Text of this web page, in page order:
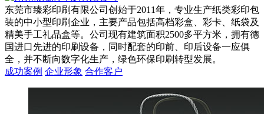
东莞市臻彩印刷有限公司创始于2011年，专业生产纸类彩印包
装的中小型印刷企业，主要产品包括高档彩盒、彩卡、纸袋及
精美手工礼品盒等。公司现有建筑面积2500多平方米，拥有德
国进口先进的印刷设备，同时配套的印前、印后设备一应俱
全，并不断向数字化生产，绿色环保印刷转型发展。
成功案例 企业形象 合作客户